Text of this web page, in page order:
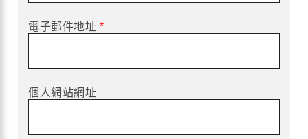
電子郵件地址 *
個人網站網址